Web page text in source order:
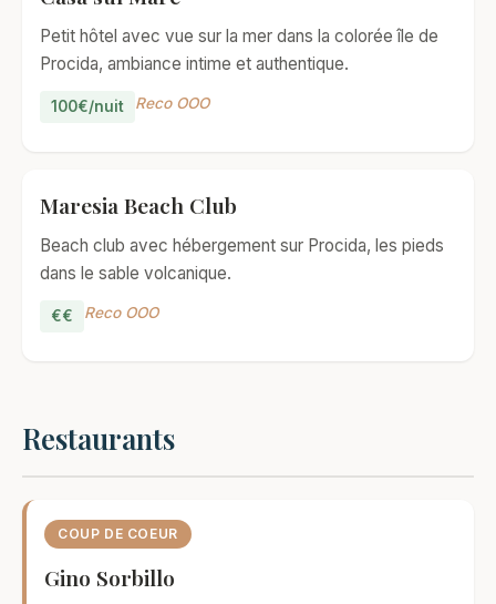
Petit hôtel avec vue sur la mer dans la colorée île de
Procida, ambiance intime et authentique.
100€/nuit Reco OOO
Maresia Beach Club
Beach club avec hébergement sur Procida, les pieds
dans le sable volcanique.
€€ Reco OOO
Restaurants
COUP DE COEUR
Gino Sorbillo